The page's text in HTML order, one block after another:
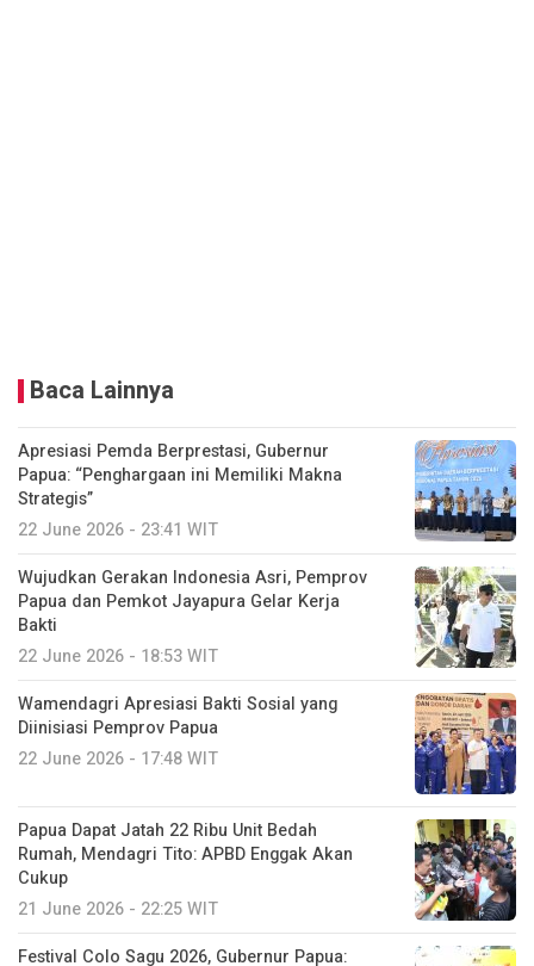
Baca Lainnya
Apresiasi Pemda Berprestasi, Gubernur
Papua: “Penghargaan ini Memiliki Makna
Strategis”
22 June 2026 - 23:41 WIT
Wujudkan Gerakan Indonesia Asri, Pemprov
Papua dan Pemkot Jayapura Gelar Kerja
Bakti
22 June 2026 - 18:53 WIT
Wamendagri Apresiasi Bakti Sosial yang
Diinisiasi Pemprov Papua
22 June 2026 - 17:48 WIT
Papua Dapat Jatah 22 Ribu Unit Bedah
Rumah, Mendagri Tito: APBD Enggak Akan
Cukup
21 June 2026 - 22:25 WIT
Festival Colo Sagu 2026, Gubernur Papua: